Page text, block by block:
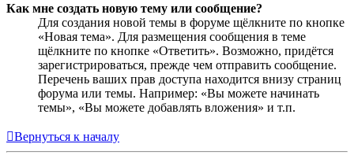
Как мне создать новую тему или сообщение?
Для создания новой темы в форуме щёлкните по кнопке
«Новая тема». Для размещения сообщения в теме
щёлкните по кнопке «Ответить». Возможно, придётся
зарегистрироваться, прежде чем отправить сообщение.
Перечень ваших прав доступа находится внизу страниц
форума или темы. Например: «Вы можете начинать
темы», «Вы можете добавлять вложения» и т.п.
Вернуться к началу